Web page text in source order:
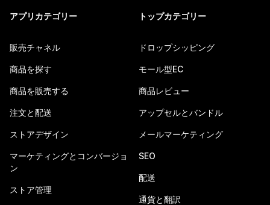
アプリカテゴリー
販売チャネル
商品を探す
商品を販売する
注文と配送
ストアデザイン
マーケティングとコンバージョ
ン
ストア管理
トップカテゴリー
ドロップシッピング
モール型EC
商品レビュー
アップセルとバンドル
メールマーケティング
SEO
配送
通貨と翻訳